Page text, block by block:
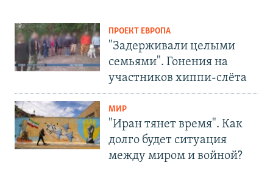
ПРОЕКТ ЕВРОПА
"Задерживали целыми
семьями". Гонения на
участников хиппи-слёта
МИР
"Иран тянет время". Как
долго будет ситуация
между миром и войной?